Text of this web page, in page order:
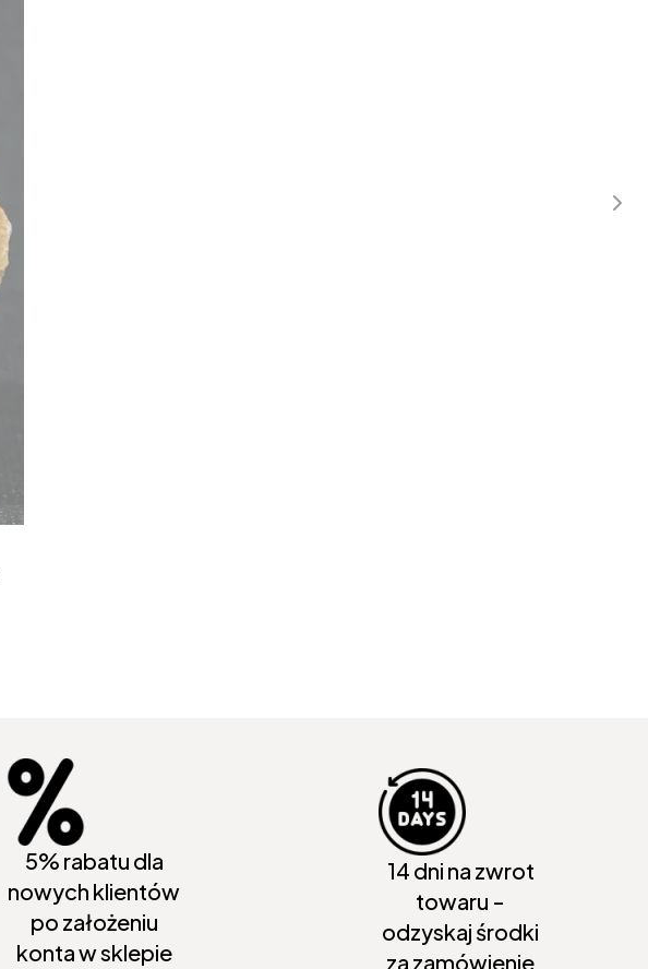
5% rabatu dla
nowych klientów
po założeniu
konta w sklepie
14 dni na zwrot
towaru -
odzyskaj środki
za zamówienie